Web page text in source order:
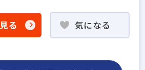
る 気になる